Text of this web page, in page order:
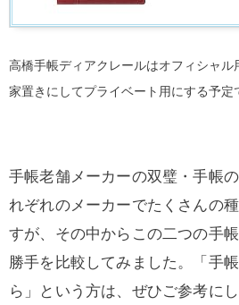
高橋手帳ディアクレールはオフィシャル
家置きにしてプライベート用にする予定
手帳老舗メーカーの双璧・手帳
れぞれのメーカーでたくさんの
すが、その中からこの二つの手
勝手を比較してみました。「手
ら」という方は、ぜひご参考に